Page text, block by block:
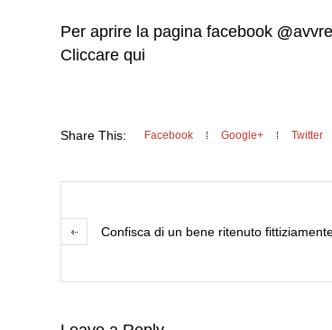
Per aprire la pagina facebook @
Cliccare qui
Share This: Facebook Google+ Twitter
Confisca di un bene ritenuto